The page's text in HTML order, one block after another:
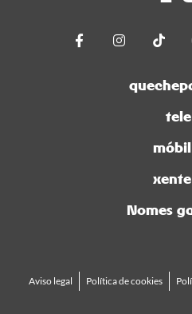
tele
Nomes
Aviso legal Política de cookies